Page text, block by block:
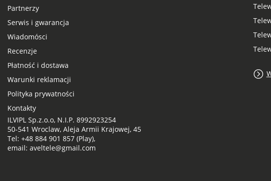
Partnerzy
Serwis i gwarancja
Wiadomósci
Recenzje
Płatność i dostawa
Warunki reklamacji
Polityka prywatności
Kontakty
ILVIPL Sp.z.o.o, N.I.P. 8992923254
50-541 Wroclaw, Aleja Armii Krajowej, 45
Tel: +48 884 901 857 (Play),
email: aveltele@gmail.com